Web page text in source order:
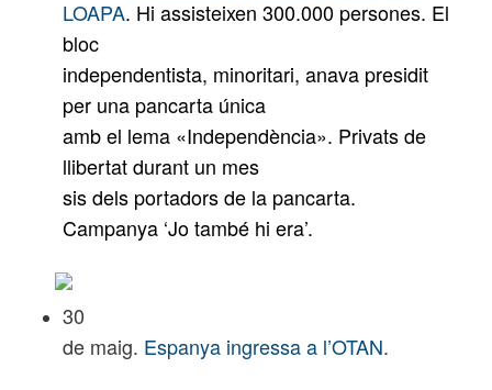
LOAPA. Hi assisteixen 300.000 persones. El
bloc
independentista, minoritari, anava presidit
per una pancarta única
amb el lema «Independència». Privats de
llibertat durant un mes
sis dels portadors de la pancarta.
Campanya ‘Jo també hi era’.
30
de maig. Espanya ingressa a l’OTAN.